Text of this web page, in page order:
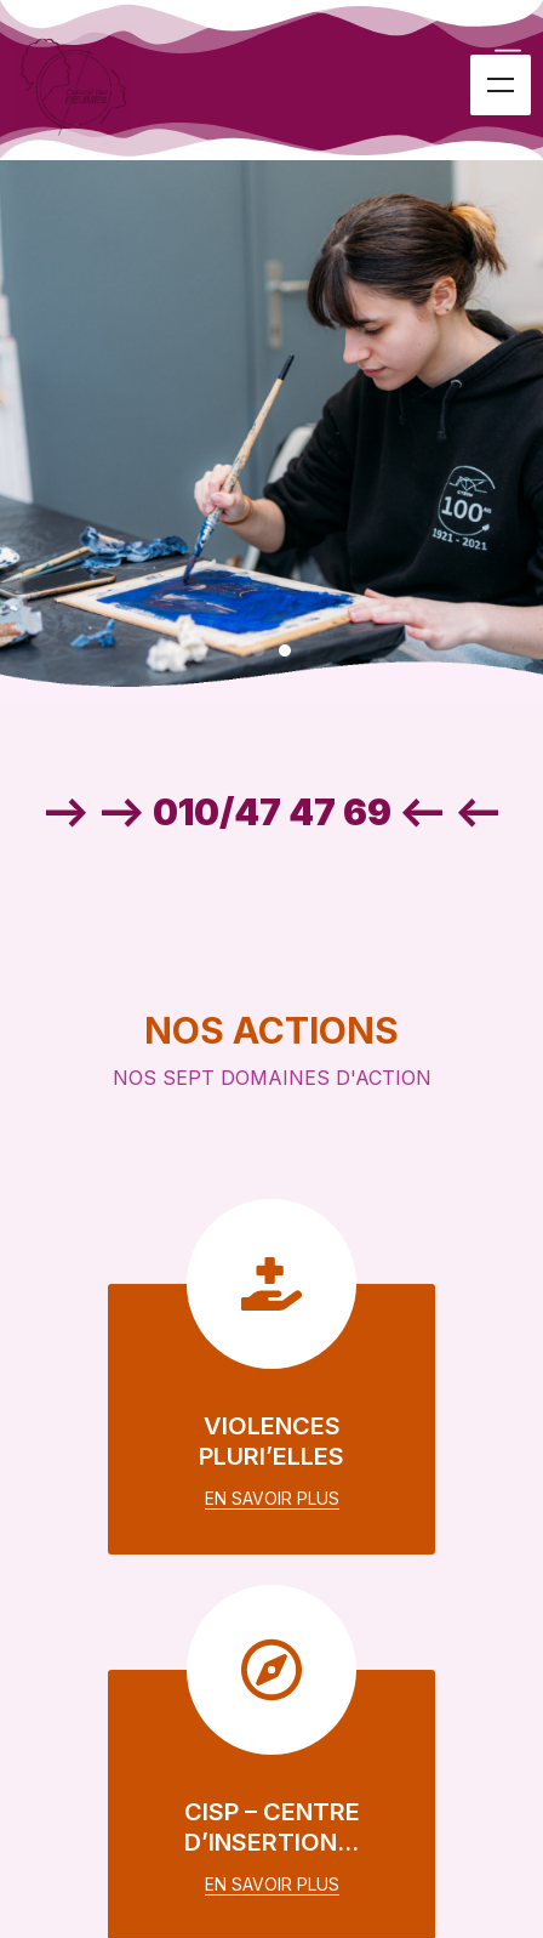
Nous mettons en place
EN SAVOIR PLUS
--> --> 010/47 47 69 <-- <--
NOS ACTIONS
NOS SEPT DOMAINES D'ACTION
VIOLENCES
PLURI’ELLES
EN SAVOIR PLUS
CISP – CENTRE
D’INSERTION…
EN SAVOIR PLUS